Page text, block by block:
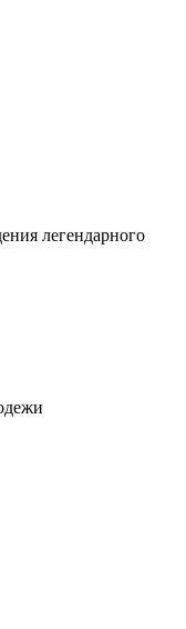
легендарного